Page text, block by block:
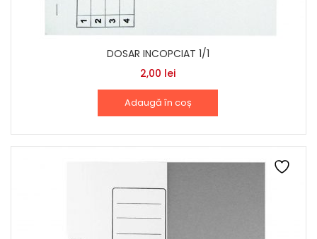
DOSAR INCOPCIAT 1/1
2,00 lei
Adaugă în coș